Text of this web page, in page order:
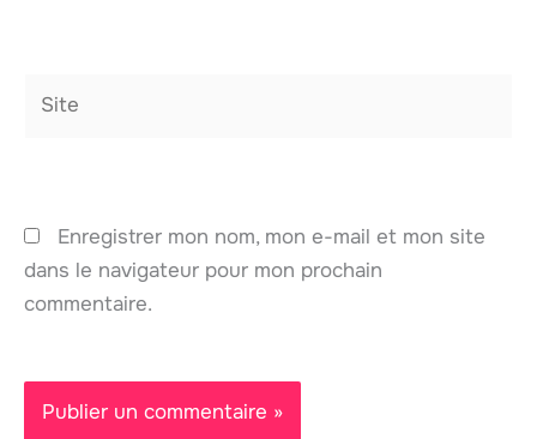
Enregistrer mon nom, mon e-mail et mon site
dans le navigateur pour mon prochain
commentaire.